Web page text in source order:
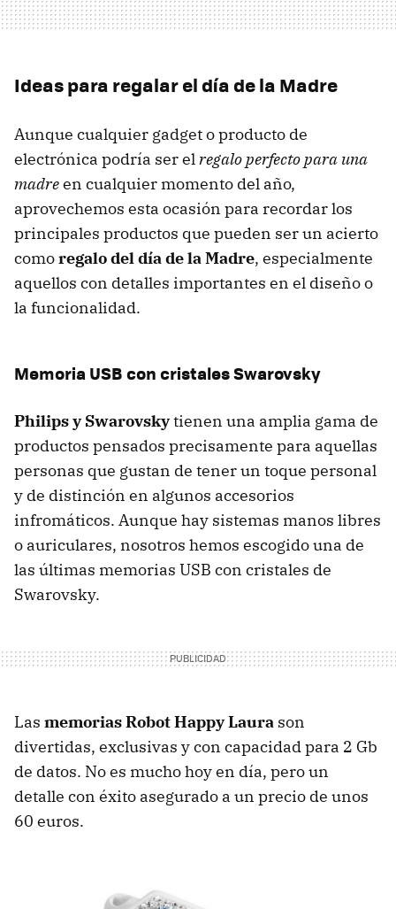
Ideas para regalar el día de la Madre
Aunque cualquier gadget o producto de
electrónica podría ser elregalo perfecto para una
madreen cualquier momento del año,
aprovechemos esta ocasión para recordar los
principales productos que pueden ser un acierto
comoregalo del día de la Madre, especialmente
aquellos con detalles importantes en el diseño o
la funcionalidad.
MemoriaUSBcon cristales Swarovsky
Philips y Swarovskytienen una amplia gama de
productos pensados precisamente para aquellas
personas que gustan de tener un toque personal
y de distinción en algunos accesorios
infromáticos. Aunque hay sistemas manos libres
o auriculares, nosotros hemos escogido una de
las últimas memorias USB con cristales de
Swarovsky.
Las memorias Robot Happy Laura son
divertidas, exclusivas y con capacidad para 2 Gb
de datos. No es mucho hoy en día, pero un
detalle con éxito asegurado a un precio de unos
60 euros.